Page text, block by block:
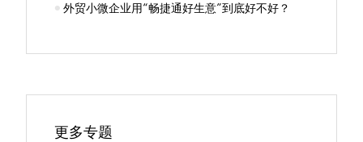
外贸小微企业用“畅捷通好生意”到底好不好？
更多专题